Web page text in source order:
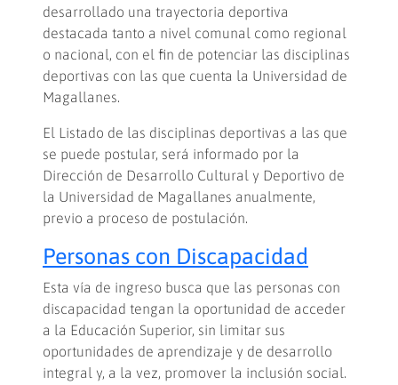
desarrollado una trayectoria deportiva
destacada tanto a nivel comunal como regional
o nacional, con el fin de potenciar las disciplinas
deportivas con las que cuenta la Universidad de
Magallanes.
El Listado de las disciplinas deportivas a las que
se puede postular, será informado por la
Dirección de Desarrollo Cultural y Deportivo de
la Universidad de Magallanes anualmente,
previo a proceso de postulación.
Personas con Discapacidad
Esta vía de ingreso busca que las personas con
discapacidad tengan la oportunidad de acceder
a la Educación Superior, sin limitar sus
oportunidades de aprendizaje y de desarrollo
integral y, a la vez, promover la inclusión social.